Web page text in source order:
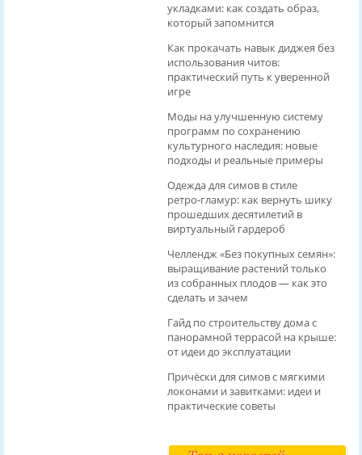
укладками: как создать образ,
который запомнится
Как прокачать навык диджея без
использования читов:
практический путь к уверенной
игре
Моды на улучшенную систему
программ по сохранению
культурного наследия: новые
подходы и реальные примеры
Одежда для симов в стиле
ретро‑гламур: как вернуть шику
прошедших десятилетий в
виртуальный гардероб
Челлендж «Без покупных семян»:
выращивание растений только
из собранных плодов — как это
сделать и зачем
Гайд по строительству дома с
панорамной террасой на крыше:
от идеи до эксплуатации
Причёски для симов с мягкими
локонами и завитками: идеи и
практические советы